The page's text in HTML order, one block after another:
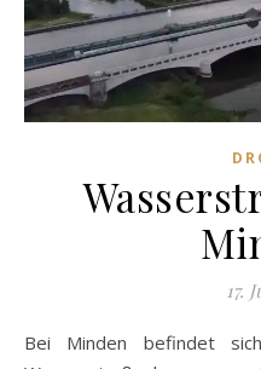
17.
Bei Minden befindet sich eine der beiden einzigen